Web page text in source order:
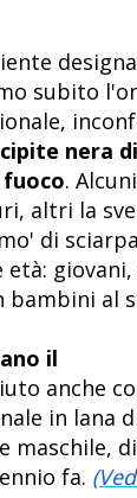
subito
nera
.
altri la
di
giovani,
bambini al
il
anche
in lana
maschile,
fa.